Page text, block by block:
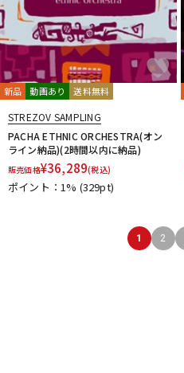
新品 動画あり 送料無料
STREZOV SAMPLING
PACHA ETHNIC ORCHESTRA(オン
ライン納品)(2時間以内に納品)
販売価格¥36,289(税込)
ポイント：1% (329pt)
1 2